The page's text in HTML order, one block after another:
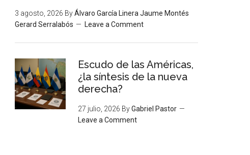
3 agosto, 2026 ByÁlvaro García Linera Jaume Montés
Gerard Serralabós
Leave a Comment
Escudo de las Américas,
¿la síntesis de la nueva
derecha?
27 julio, 2026 ByGabriel Pastor
Leave a Comment